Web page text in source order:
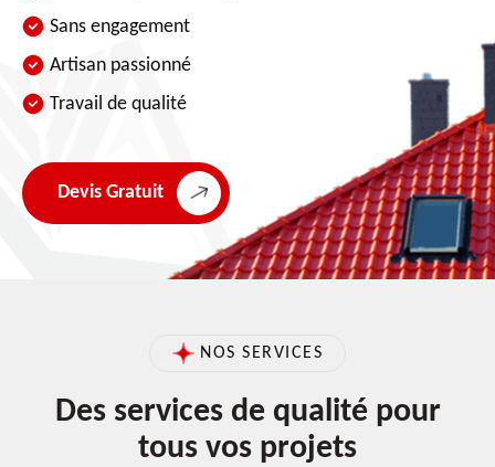
Sans engagement
Artisan passionné
Travail de qualité
Devis Gratuit
NOS SERVICES
Des services de qualité pour
tous vos projets